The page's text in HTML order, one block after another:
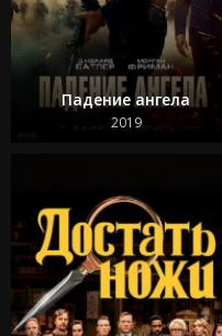
Падение ангела
2019